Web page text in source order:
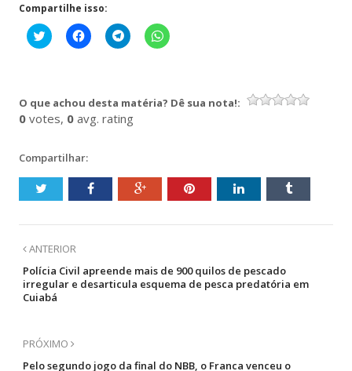
Compartilhe isso:
Clique
para
janela)
Clique
para
janela)
Clique
para
janela)
Clique
para
janela)
O que achou desta matéria? Dê sua nota!:
0 votes, 0 avg. rating
Compartilhar:
ANTERIOR
Polícia Civil apreende mais de 900 quilos de pescado
irregular e desarticula esquema de pesca predatória em
Cuiabá
PRÓXIMO
Pelo segundo jogo da final do NBB, o Franca venceu o